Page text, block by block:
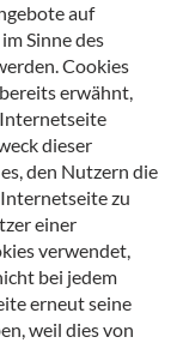
auf
Sinne des
Cookies
erwähnt,
dieser
den Nutzern die
zu
einer
verwendet,
bei jedem
erneut seine
weil dies von